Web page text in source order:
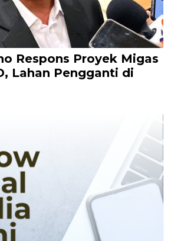
Respons Proyek Migas
Lahan Pengganti di